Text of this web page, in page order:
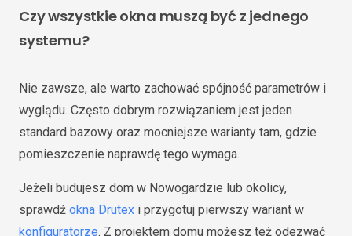
Czy wszystkie okna muszą być z jednego
systemu?
Nie zawsze, ale warto zachować spójność parametrów i
wyglądu. Często dobrym rozwiązaniem jest jeden
standard bazowy oraz mocniejsze warianty tam, gdzie
pomieszczenie naprawdę tego wymaga.
Jeżeli budujesz dom w Nowogardzie lub okolicy,
sprawdź okna Drutex i przygotuj pierwszy wariant w
konfiguratorze. Z projektem domu możesz też odezwać